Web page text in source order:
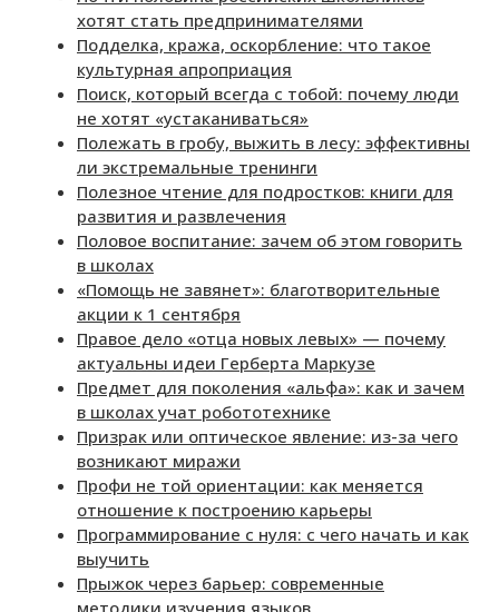
хотят стать предпринимателями
Подделка, кража, оскорбление: что такое
культурная апроприация
Поиск, который всегда с тобой: почему люди
не хотят «устаканиваться»
Полежать в гробу, выжить в лесу: эффективны
ли экстремальные тренинги
Полезное чтение для подростков: книги для
развития и развлечения
Половое воспитание: зачем об этом говорить
в школах
«Помощь не завянет»: благотворительные
акции к 1 сентября
Правое дело «отца новых левых» — почему
актуальны идеи Герберта Маркузе
Предмет для поколения «альфа»: как и зачем
в школах учат робототехнике
Призрак или оптическое явление: из-за чего
возникают миражи
Профи не той ориентации: как меняется
отношение к построению карьеры
Программирование с нуля: с чего начать и как
выучить
Прыжок через барьер: современные
методики изучения языков